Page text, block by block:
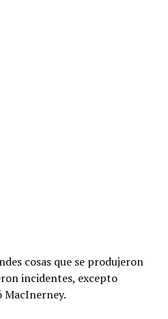
cosas que se produjeron
incidentes, excepto
MacInerney.